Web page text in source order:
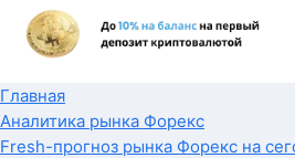
Главная
Аналитика рынка Форекс
Fresh-прогноз рынка Форекс на